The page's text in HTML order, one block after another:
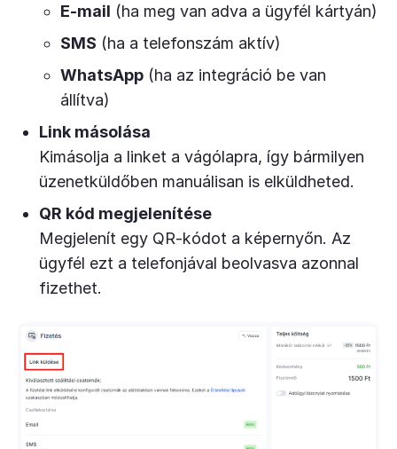
E-mail (ha meg van adva a ügyfél kártyán)
SMS (ha a telefonszám aktív)
WhatsApp (ha az integráció be van
állítva)
Link másolása
Kimásolja a linket a vágólapra, így bármilyen
üzenetküldőben manuálisan is elküldheted.
QR kód megjelenítése
Megjelenít egy QR-kódot a képernyőn. Az
ügyfél ezt a telefonjával beolvasva azonnal
fizethet.